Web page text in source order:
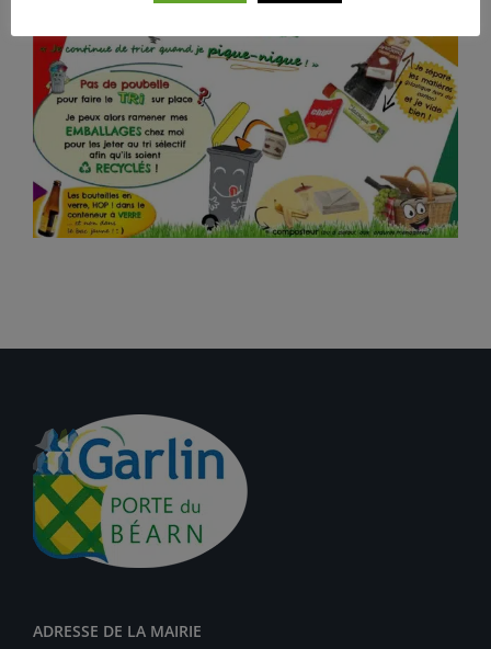
ADRESSE DE LA MAIRIE